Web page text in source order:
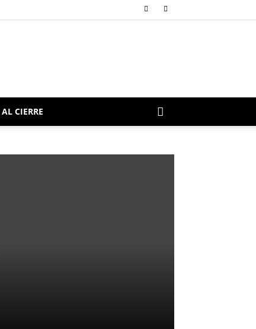
AL CIERRE